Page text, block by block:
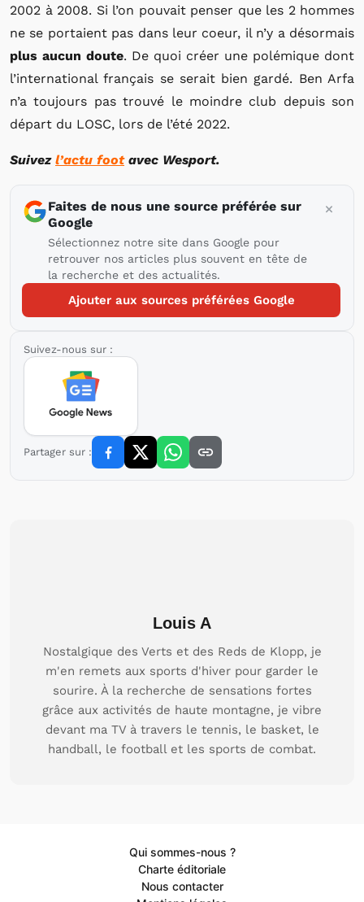
2002 à 2008. Si l’on pouvait penser que les 2 hommes
ne se portaient pas dans leur coeur, il n’y a désormais
plus aucun doute. De quoi créer une polémique dont
l’international français se serait bien gardé. Ben Arfa
n’a toujours pas trouvé le moindre club depuis son
départ du LOSC, lors de l’été 2022.
Suivez l’actu footavec Wesport.
Faites de nous une source préférée sur
Google
Sélectionnez notre site dans Google pour
retrouver nos articles plus souvent en tête de
la recherche et des actualités.
Ajouter aux sources préférées Google
Suivez-nous sur :
Partager sur :
Louis A
Nostalgique des Verts et des Reds de Klopp, je
m'en remets aux sports d'hiver pour garder le
sourire. À la recherche de sensations fortes
grâce aux activités de haute montagne, je vibre
devant ma TV à travers le tennis, le basket, le
handball, le football et les sports de combat.
Qui sommes-nous ?
Charte éditoriale
Nous contacter